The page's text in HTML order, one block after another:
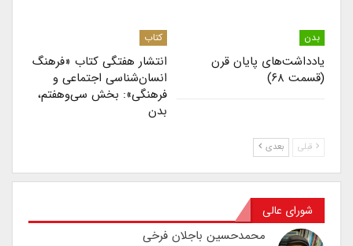
بدن
یادداشت‌های پایان قرن
(قسمت ۶۸)
کتاب
انتشار هفتگی کتاب «فرهنگ
انسان‌شناسی اجتماعی و
فرهنگی»: بخش سی‌وهفتم،
بدن
قبلی بعدی
شورای عالی
محمدحسین باجلان فرخی